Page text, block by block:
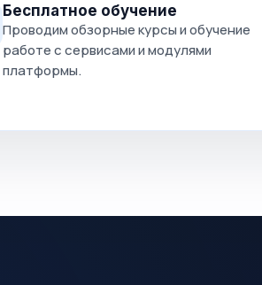
Бесплатное обучение
Проводим обзорные курсы и обучение
работе с сервисами и модулями
платформы.